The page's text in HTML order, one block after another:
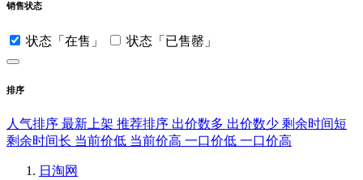
销售状态
状态「在售」 状态「已售罄」
排序
人气排序 最新上架 推荐排序 出价数多 出价数少 剩余时间短
剩余时间长 当前价低 当前价高 一口价低 一口价高
日淘网